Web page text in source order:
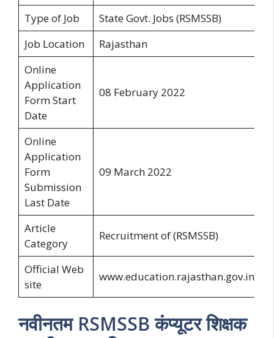
Type of Job
State Govt. Jobs (RSMSSB)
Job Location
Rajasthan
Online
Application
Form Start
Date
08 February 2022
Online
Application
Form
Submission
Last Date
09 March 2022
Article
Category
Recruitment of (RSMSSB)
Official Web
site
www.education.rajasthan.gov.in
नवीनतम RSMSSB कंप्यूटर शिक्षक